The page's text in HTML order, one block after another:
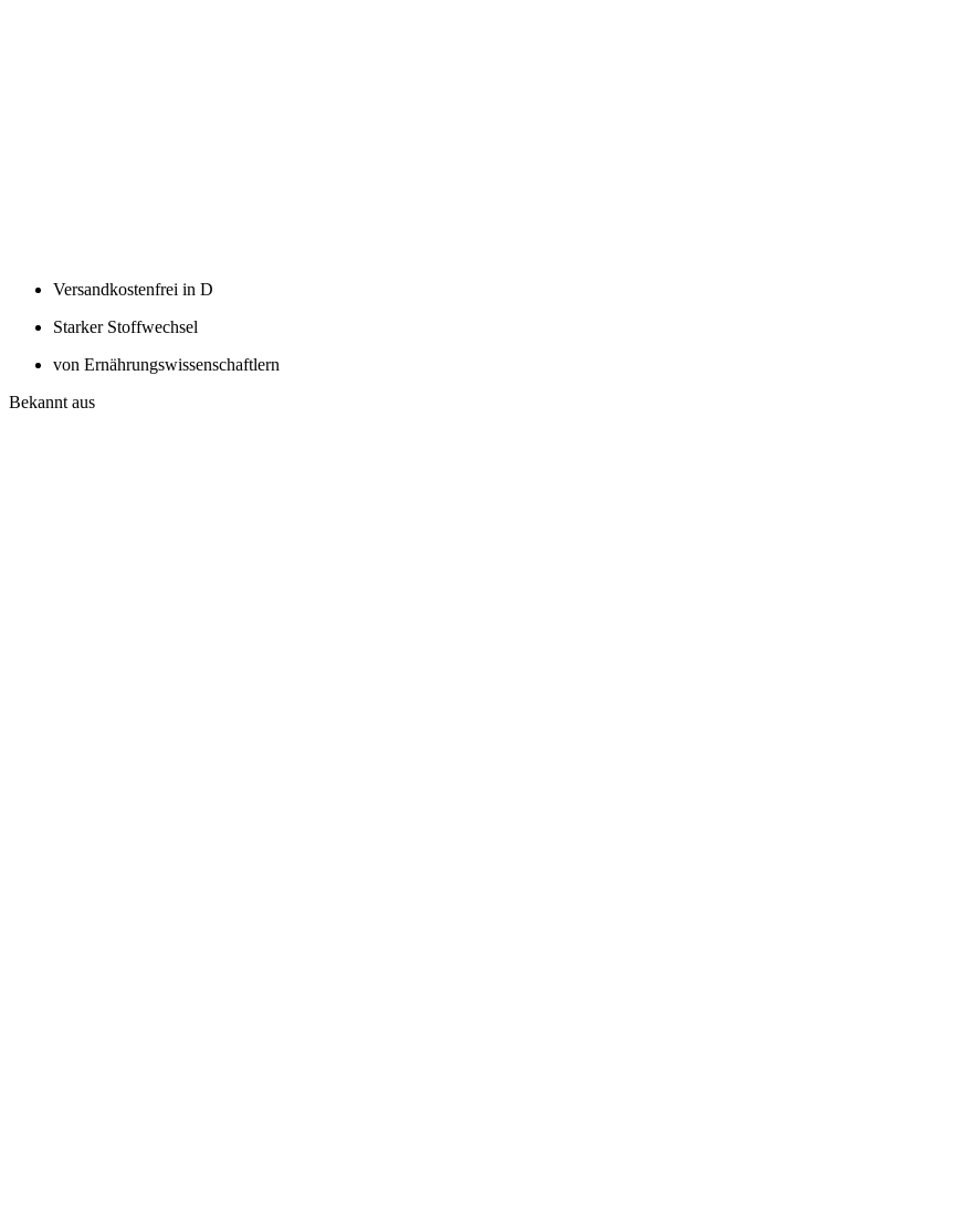
Versandkostenfrei in D
Starker Stoffwechsel
von Ernährungswissenschaftlern
Bekannt aus